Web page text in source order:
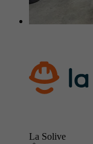
La Solive